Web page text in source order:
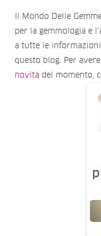
Il Mondo Delle
per la gemmologia e
a tutte le
questo blog. Per
novità del momento,